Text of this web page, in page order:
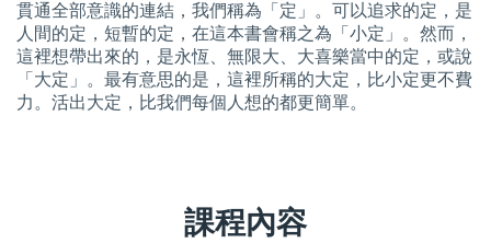
貫通全部意識的連結，我們稱為「定」。可以追求的定，是
人間的定，短暫的定，在這本書會稱之為「小定」。然而，
這裡想帶出來的，是永恆、無限大、大喜樂當中的定，或說
「大定」。最有意思的是，這裡所稱的大定，比小定更不費
力。活出大定，比我們每個人想的都更簡單。
課程內容